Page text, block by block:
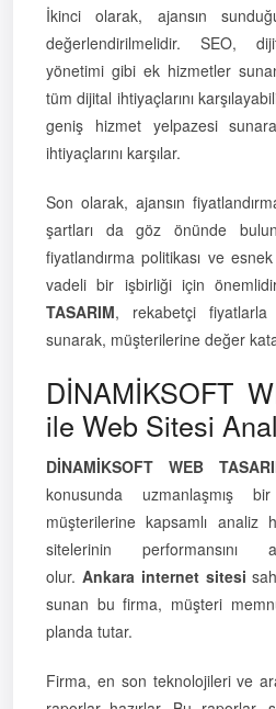
İkinci olarak, ajansın
değerlendirilmelidir. SEO,
yönetimi gibi ek hizmetler
tüm dijital ihtiyaçlarını
geniş hizmet yelpazesi
ihtiyaçlarını karşılar.
Son olarak, ajansın
şartları da göz önünde
fiyatlandırma politikası ve
vadeli bir işbirliği için
TASARIM, rekabetçi
sunarak, müşterilerine değer
DİNAMİKSOFT
ile Web Sitesi
DİNAMİKSOFT WEB
konusunda uzmanlaşmış
müşterilerine kapsamlı analiz
sitelerinin performansını
olur. Ankara internet sitesi
sunan bu firma, müşteri
planda tutar.
Firma, en son teknolojileri ve